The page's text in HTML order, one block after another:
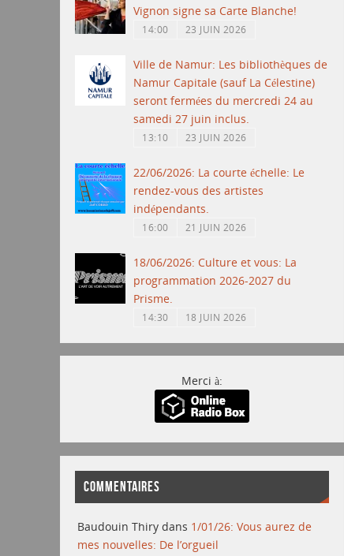
Vignon signe sa Carte Blanche!
14:00 23 JUIN 2026
Ville de Namur: Les bibliothèques de
Namur Capitale (sauf La Célestine)
seront fermées du mercredi 24 au
samedi 27 juin inclus.
13:10 23 JUIN 2026
22/06/2026: La courte échelle: Le
rendez-vous des artistes
indépendants.
16:00 21 JUIN 2026
18/06/2026: Culture et vous: La
programmation 2026-2027 du
Prisme.
14:30 18 JUIN 2026
Merci à:
COMMENTAIRES
Baudouin Thiry dans 1/01/26: Vous aurez de
mes nouvelles: De l’orgueil